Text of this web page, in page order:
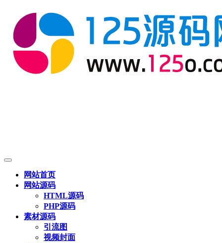
网站首页
网站源码
HTML源码
PHP源码
素材源码
引流图
视频封面